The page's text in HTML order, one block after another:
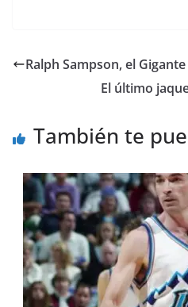
Ralph Sampson, el
El último
También te